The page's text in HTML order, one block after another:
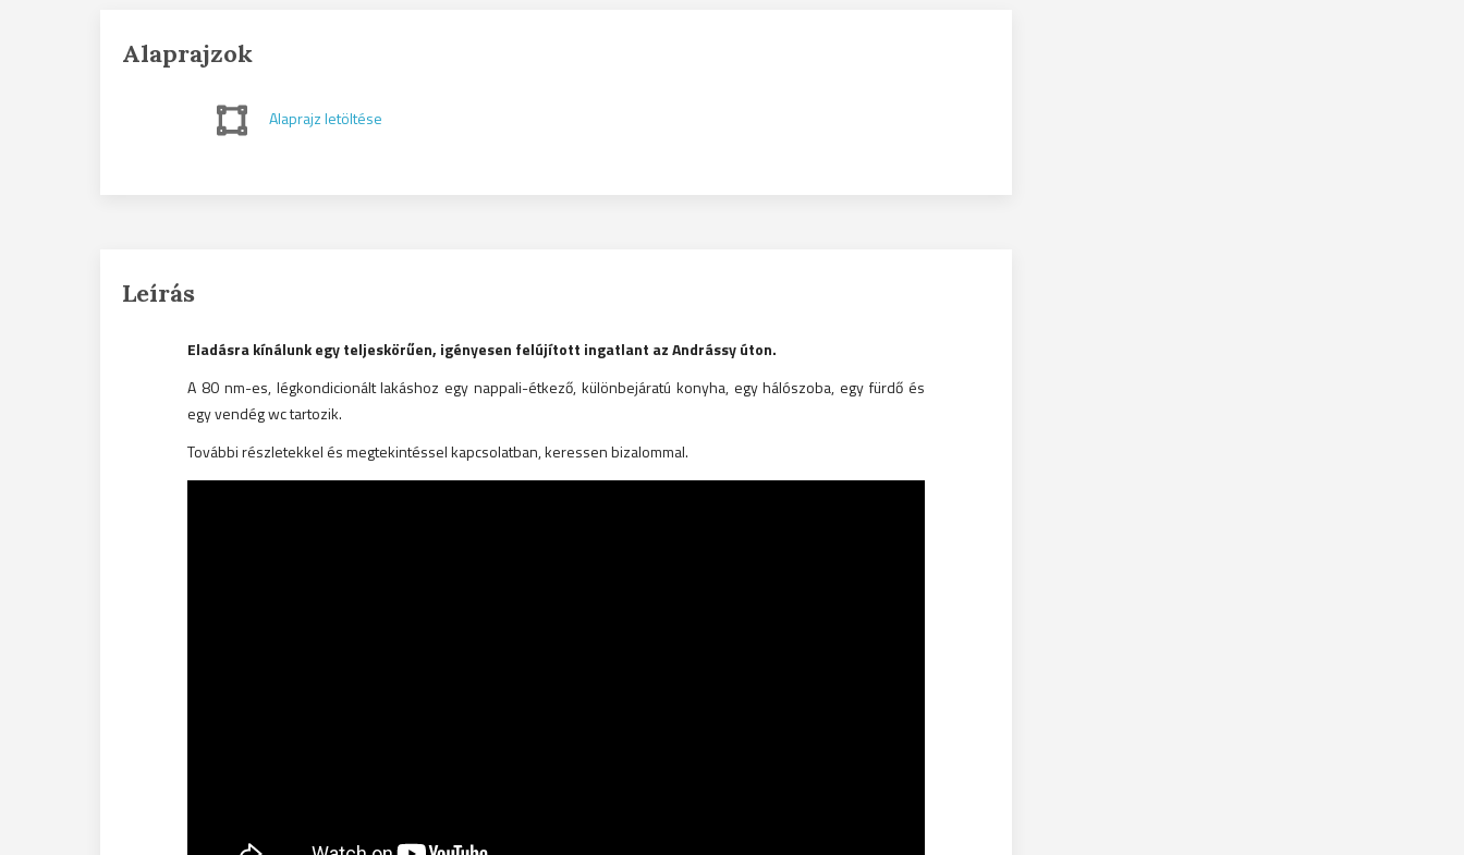
Alaprajzok
Alaprajz letöltése
Leírás
Eladásra kínálunk egy teljeskörűen, igényesen felújított ingatlant az Andrássy úton.
A 80 nm-es, légkondicionált lakáshoz egy nappali-étkező, különbejáratú konyha, egy hálószoba, egy fürdő és
egy vendég wc tartozik.
További részletekkel és megtekintéssel kapcsolatban, keressen bizalommal.